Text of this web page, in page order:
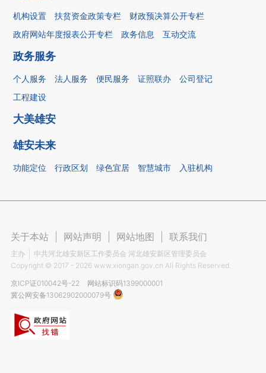
机构设置 扶贫资金政策专栏
财政预决算公开专栏
政府网站年度报表公开专栏
政务信息 互动交流
政务服务
个人服务 法人服务 便民服务 证照联办
公司登记
工程建设
大美雄安
雄安未来
功能定位 行政区划 绿色宜居 智慧城市 入驻机构
关于本站 网站声明 网站地图 联系我们
主办
中共河北雄安新区工作委员会 河北雄安新区管理委员会
Copyright © 2017 - 2026 www.xiongan.gov.cn All Rights Reserved.
京ICP证010042号-22
网站标识码1399000001
冀公网安备13062902000079号